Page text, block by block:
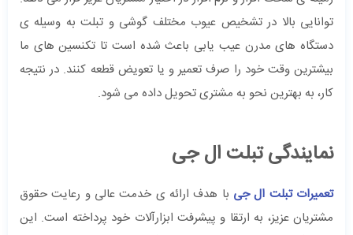
توانایی بالا در تشخیص عیوب مختلف گوشی و تبلت به وسیله ی
دستگاه های مدرن عیب یابی باعث شده است تا تکنسین های ما
بیشترین وقت خود را صرف تعمیر و یا تعویض قطعه کنند. در نتیجه
کار، به بهترین نحو به مشتری تحویل داده می شود.
نمایندگی تبلت ال جی
تعمیرات تبلت ال جی با هدف ارائه ی خدمت عالی و رعایت حقوق
مشتریان عزیز، به ارتقا و پیشرفت ابزارآلات خود پرداخته است. این